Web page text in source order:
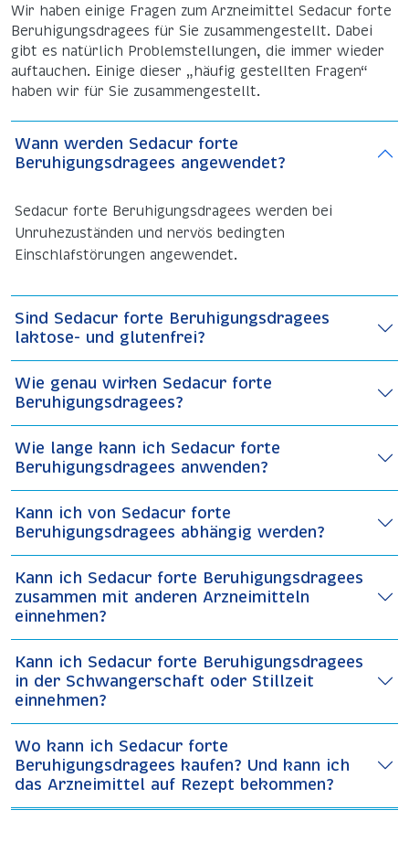
Wir haben einige Fragen zum Arzneimittel Sedacur forte
Beruhigungsdragees für Sie zusammengestellt. Dabei
gibt es natürlich Problem­stellungen, die immer wieder
auf­tauchen. Einige dieser „häufig ge­stellten Fragen“
haben wir für Sie zusammen­gestellt.
Wann werden Sedacur forte
Beruhigungsdragees angewendet?
Sedacur forte Beruhigungsdragees werden bei
Unruhezuständen und nervös bedingten
Einschlafstörungen angewendet.
Sind Sedacur forte Beruhigungsdragees
laktose- und glutenfrei?
Wie genau wirken Sedacur forte
Beruhigungsdragees?
Wie lange kann ich Sedacur forte
Beruhigungsdragees anwenden?
Kann ich von Sedacur forte
Beruhigungsdragees abhängig werden?
Kann ich Sedacur forte Beruhigungsdragees
zusammen mit anderen Arzneimitteln
einnehmen?
Kann ich Sedacur forte Beruhigungsdragees
in der Schwangerschaft oder Stillzeit
einnehmen?
Wo kann ich Sedacur forte
Beruhigungsdragees kaufen? Und kann ich
das Arzneimittel auf Rezept bekommen?